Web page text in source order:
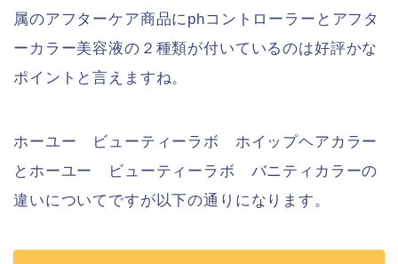
属のアフターケア商品にphコントローラーとアフタ
ーカラー美容液の２種類が付いているのは好評かな
ポイントと言えますね。
ホーユー ビューティーラボ ホイップヘアカラー
とホーユー ビューティーラボ バニティカラーの
違いについてですが以下の通りになります。